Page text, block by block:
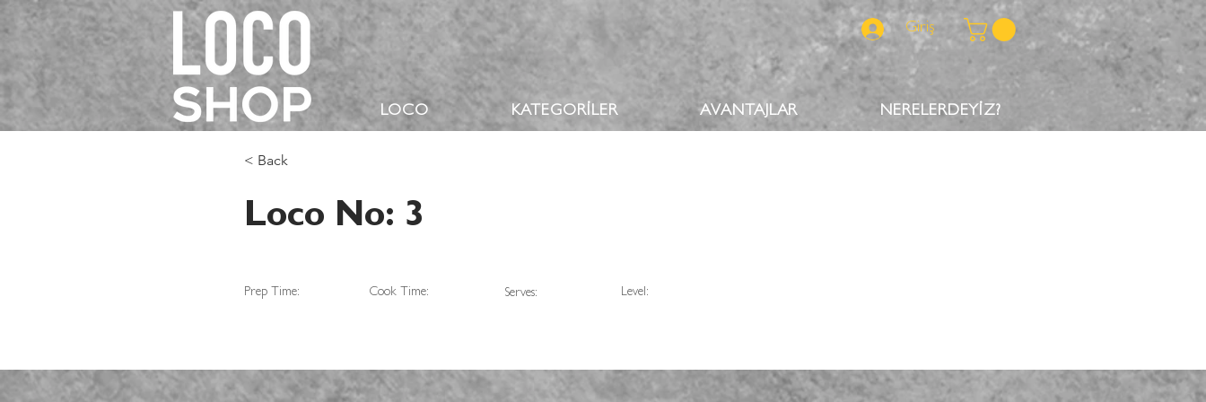
Giriş
LOCO KATEGORİLER AVANTAJLAR NERELERDEYİZ?
< Back
Loco No: 3
Prep Time: Cook Time: Serves: Level: